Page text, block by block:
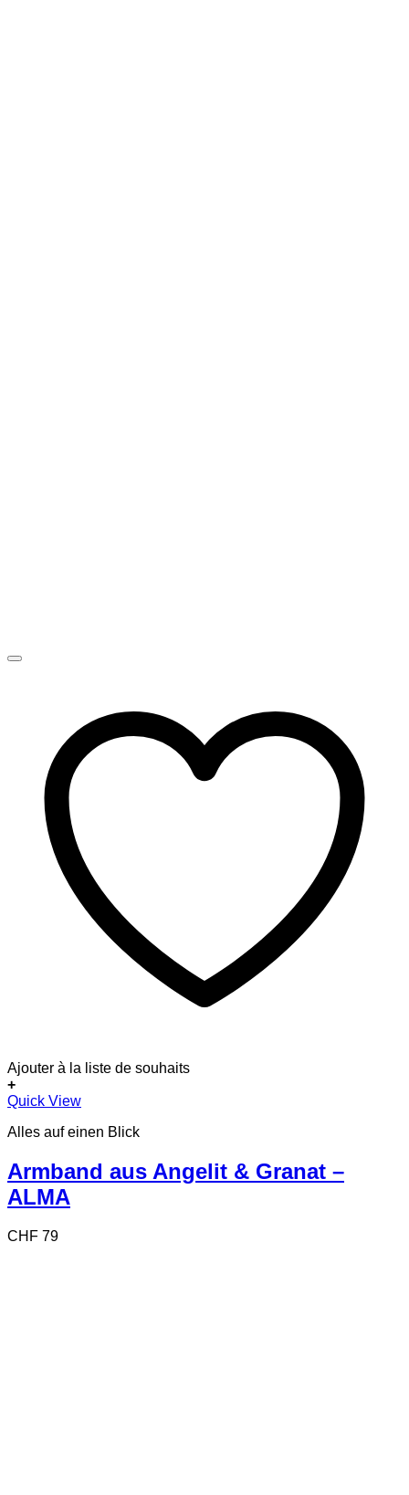
Ajouter à la liste de souhaits
+
Quick View
Alles auf einen Blick
Armband aus Angelit & Granat –
ALMA
CHF 79